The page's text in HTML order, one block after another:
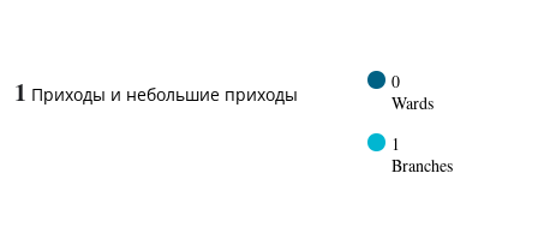
1 Приходы и небольшие приходы
0
Wards
1
Branches